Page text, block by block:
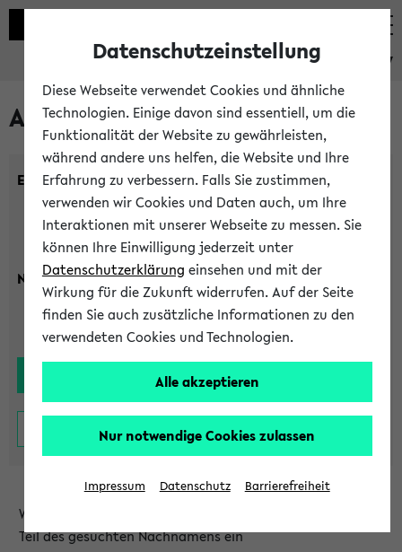
eKVV
Alle Lehrenden
Einrichtung:
Nachname:
Wählen Sie die Einrichtung aus und/oder geben Sie einen
Teil des gesuchten Nachnamens ein
Datenschutzeinstellung
Diese Webseite verwendet Cookies und ähnliche
Technologien. Einige davon sind essentiell, um die
Funktionalität der Website zu gewährleisten,
während andere uns helfen, die Website und Ihre
Erfahrung zu verbessern. Falls Sie zustimmen,
verwenden wir Cookies und Daten auch, um Ihre
Interaktionen mit unserer Webseite zu messen. Sie
können Ihre Einwilligung jederzeit unter
Datenschutzerklärung einsehen und mit der
Wirkung für die Zukunft widerrufen. Auf der Seite
finden Sie auch zusätzliche Informationen zu den
verwendeten Cookies und Technologien.
Alle akzeptieren
Nur notwendige Cookies zulassen
Impressum Datenschutz Barrierefreiheit